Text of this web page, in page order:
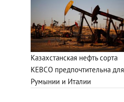
Казахстанская нефть сорта
KEBCO предпочтительна для
Румынии и Италии